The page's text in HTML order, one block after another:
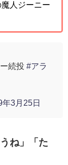
人ジーニー
続投 #アラ
年3月25日
ね」「た